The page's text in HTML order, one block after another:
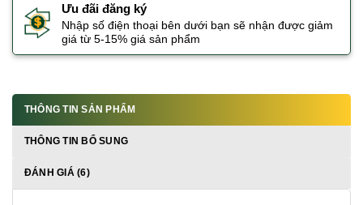
Ưu đãi đăng ký
Nhập số điện thoại bên dưới bạn sẽ nhận được giảm
giá từ 5-15% giá sản phẩm
THÔNG TIN SẢN PHẨM
THÔNG TIN BỔ SUNG
ĐÁNH GIÁ (6)